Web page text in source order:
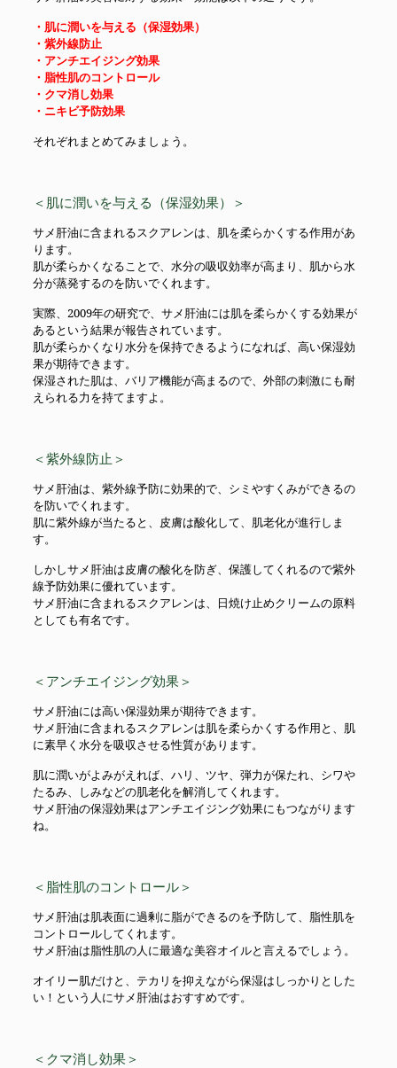
・肌に潤いを与える（保湿効果）
・紫外線防止
・アンチエイジング効果
・脂性肌のコントロール
・クマ消し効果
・ニキビ予防効果
それぞれまとめてみましょう。
＜肌に潤いを与える（保湿効果）＞
サメ肝油に含まれるスクアレンは、肌を柔らかくする作用があ
ります。
肌が柔らかくなることで、水分の吸収効率が高まり、肌から水
分が蒸発するのを防いでくれます。
実際、2009年の研究で、サメ肝油には肌を柔らかくする効果が
あるという結果が報告されています。
肌が柔らかくなり水分を保持できるようになれば、高い保湿効
果が期待できます。
保湿された肌は、バリア機能が高まるので、外部の刺激にも耐
えられる力を持てますよ。
＜紫外線防止＞
サメ肝油は、紫外線予防に効果的で、シミやすくみができるの
を防いでくれます。
肌に紫外線が当たると、皮膚は酸化して、肌老化が進行しま
す。
しかしサメ肝油は皮膚の酸化を防ぎ、保護してくれるので紫外
線予防効果に優れています。
サメ肝油に含まれるスクアレンは、日焼け止めクリームの原料
としても有名です。
＜アンチエイジング効果＞
サメ肝油には高い保湿効果が期待できます。
サメ肝油に含まれるスクアレンは肌を柔らかくする作用と、肌
に素早く水分を吸収させる性質があります。
肌に潤いがよみがえれば、ハリ、ツヤ、弾力が保たれ、シワや
たるみ、しみなどの肌老化を解消してくれます。
サメ肝油の保湿効果はアンチエイジング効果にもつながります
ね。
＜脂性肌のコントロール＞
サメ肝油は肌表面に過剰に脂ができるのを予防して、脂性肌を
コントロールしてくれます。
サメ肝油は脂性肌の人に最適な美容オイルと言えるでしょう。
オイリー肌だけと、テカリを抑えながら保湿はしっかりとした
い！という人にサメ肝油はおすすめです。
＜クマ消し効果＞